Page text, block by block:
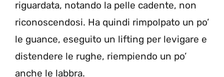
riguardata, notando la pelle cadente, non
riconoscendosi. Ha quindi rimpolpato un po’
le guance, eseguito un lifting per levigare e
distendere le rughe, riempiendo un po’
anche le labbra.